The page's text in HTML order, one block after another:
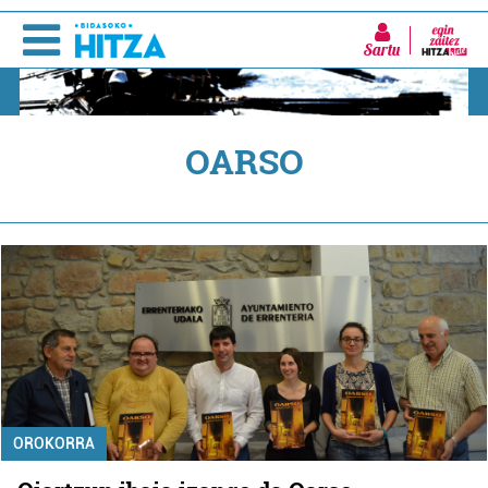
Sartu
OARSO
OROKORRA